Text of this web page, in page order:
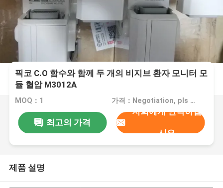
픽코 C.O 함수와 함께 두 개의 비지브 환자 모니터 모
듈 혈압 M3012A
MOQ：1 가격：Negotiation, pls contact me
최고의 가격
저희에게 연락하십
시오
제품 설명